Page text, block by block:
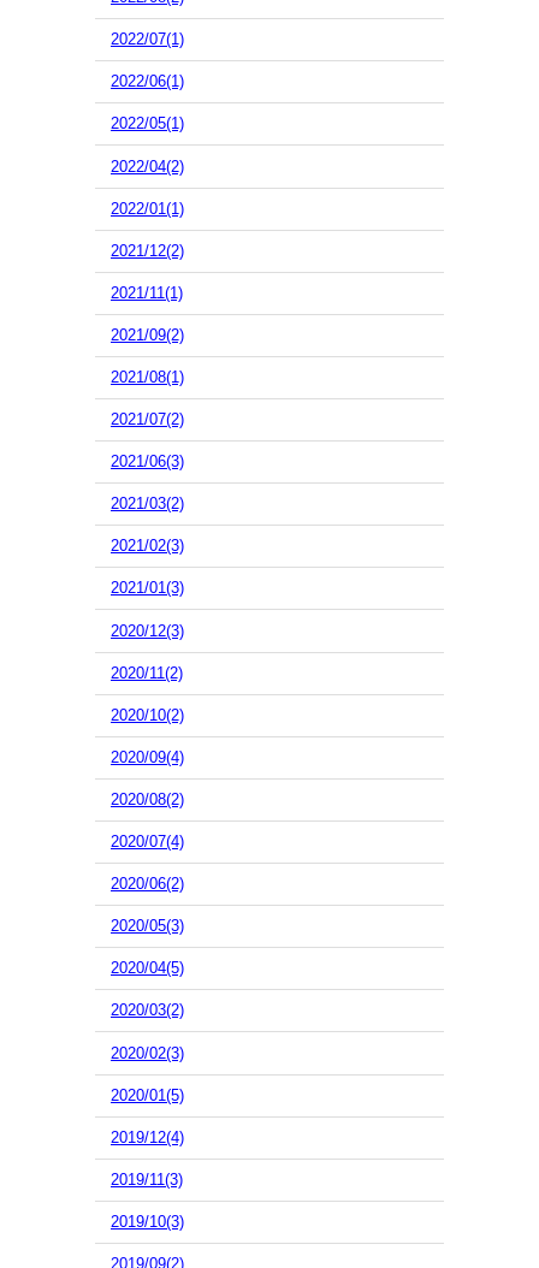
2022/07(1)
2022/06(1)
2022/05(1)
2022/04(2)
2022/01(1)
2021/12(2)
2021/11(1)
2021/09(2)
2021/08(1)
2021/07(2)
2021/06(3)
2021/03(2)
2021/02(3)
2021/01(3)
2020/12(3)
2020/11(2)
2020/10(2)
2020/09(4)
2020/08(2)
2020/07(4)
2020/06(2)
2020/05(3)
2020/04(5)
2020/03(2)
2020/02(3)
2020/01(5)
2019/12(4)
2019/11(3)
2019/10(3)
2019/09(2)